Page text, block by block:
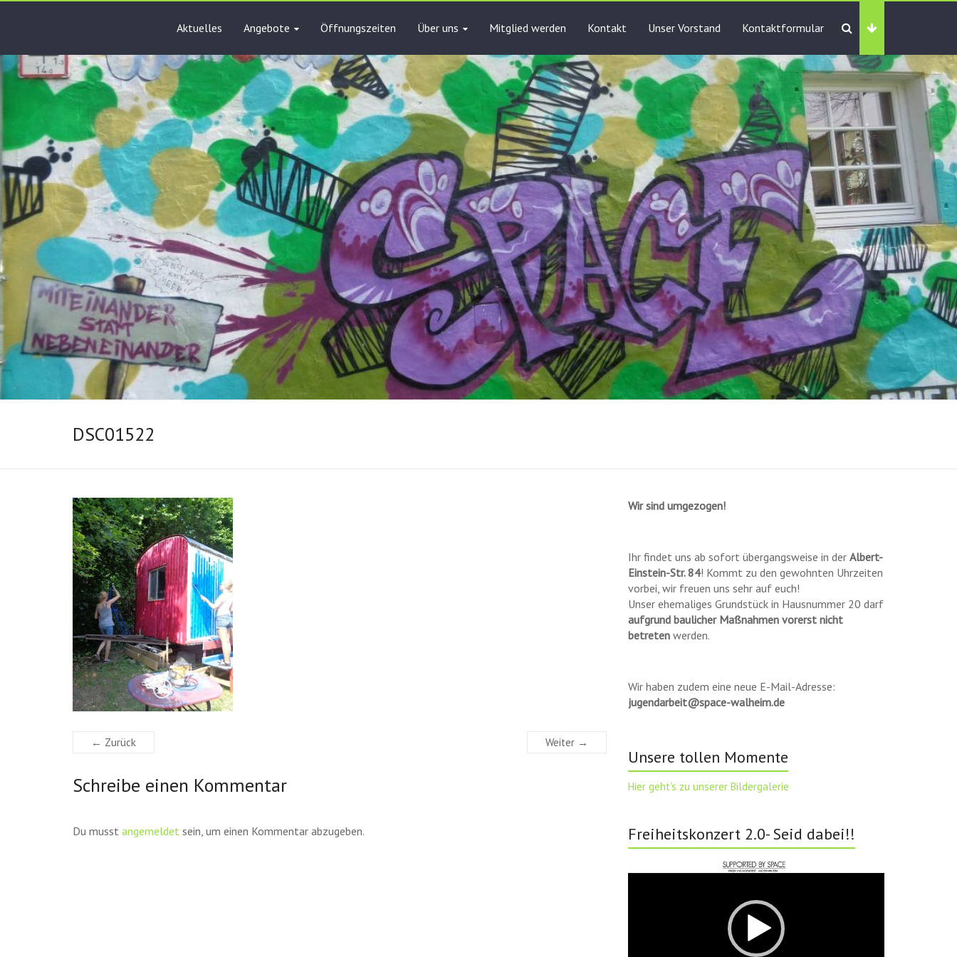
Aktuelles Angebote Öffnungszeiten Über uns Mitglied werden Kontakt Unser Vorstand Kontaktformular
DSC01522
← Zurück Weiter →
Schreibe einen Kommentar
Du musst angemeldet sein, um einen Kommentar abzugeben.
Wir sind umgezogen!
Ihr findet uns ab sofort übergangsweise in derAlbert-
Einstein-Str. 84! Kommt zu den gewohnten Uhrzeiten
vorbei, wir freuen uns sehr auf euch!
Unser ehemaliges Grundstück in Hausnummer 20 darf
aufgrund baulicher Maßnahmen vorerst nicht
betreten werden.
Wir haben zudem eine neue E-Mail-Adresse:
jugendarbeit@space-walheim.de
Unsere tollen Momente
Hier geht’s zu unserer Bildergalerie
Freiheitskonzert 2.0- Seid dabei!!
Player